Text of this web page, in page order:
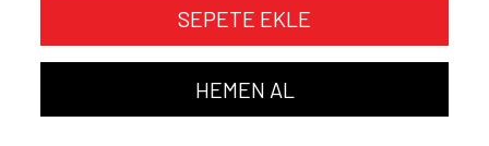
SEPETE EKLE
HEMEN AL